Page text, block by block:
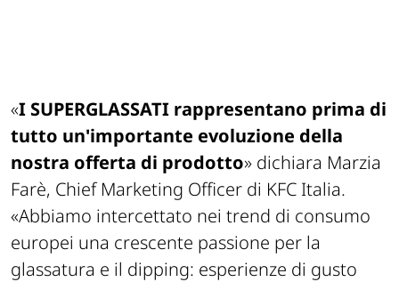
«I SUPERGLASSATI rappresentano prima di
tutto un'importante evoluzione della
nostra offerta di prodotto» dichiara Marzia
Farè, Chief Marketing Officer di KFC Italia.
«Abbiamo intercettato nei trend di consumo
europei una crescente passione per la
glassatura e il dipping: esperienze di gusto